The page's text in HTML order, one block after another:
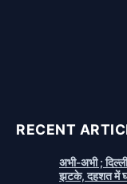
RECENT
अभी-अभी ;
झटके, दहशत में